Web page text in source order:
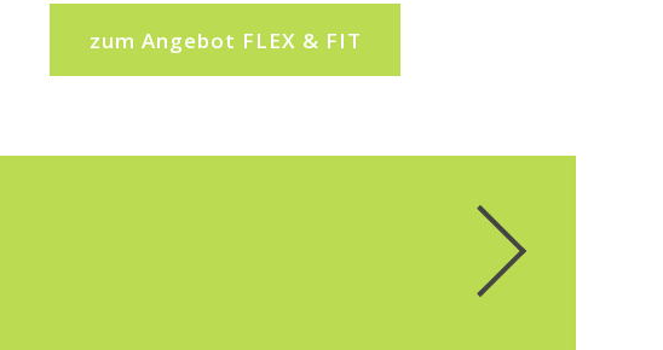
zum Angebot FLEX & FIT